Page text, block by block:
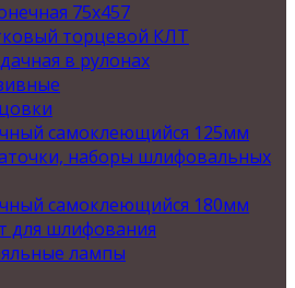
75х457
торцевой КЛТ
в рулонах
самоклеющийся 125мм
наборы шлифовальных
самоклеющийся 180мм
для шлифования
лампы